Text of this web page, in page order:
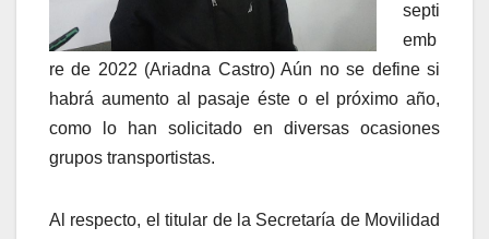
septi
emb
re de 2022 (Ariadna Castro) Aún no se define si
habrá aumento al pasaje éste o el próximo año,
como lo han solicitado en diversas ocasiones
grupos transportistas.
Al respecto, el titular de la Secretaría de Movilidad